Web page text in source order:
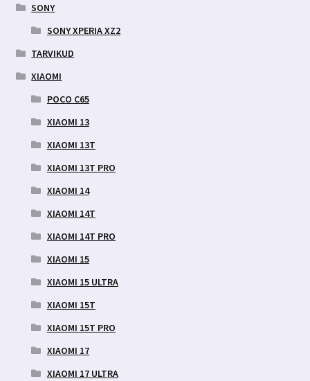
SONY
SONY XPERIA XZ2
TARVIKUD
XIAOMI
POCO C65
XIAOMI 13
XIAOMI 13T
XIAOMI 13T PRO
XIAOMI 14
XIAOMI 14T
XIAOMI 14T PRO
XIAOMI 15
XIAOMI 15 ULTRA
XIAOMI 15T
XIAOMI 15T PRO
XIAOMI 17
XIAOMI 17 ULTRA